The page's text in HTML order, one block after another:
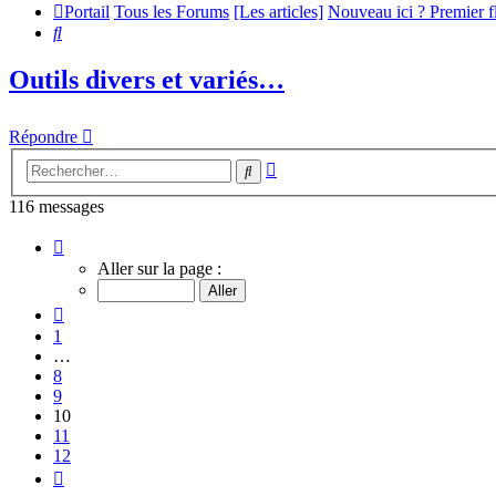
Portail Tous les Forums [Les articles] Nouveau ici ? Premier
Rechercher
Outils divers et variés…
Répondre
Rechercher
116 messages
10
sur
Aller sur la page :
1
…
8
9
10
11
12